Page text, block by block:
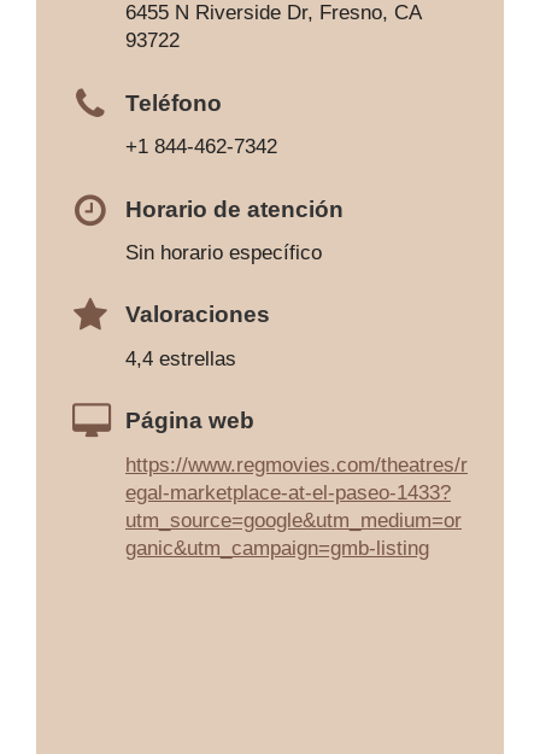
6455 N Riverside Dr, Fresno, CA
93722
Teléfono
+1 844-462-7342
Horario de atención
Sin horario específico
Valoraciones
4,4 estrellas
Página web
https://www.regmovies.com/theatres/r
egal-marketplace-at-el-paseo-1433?
utm_source=google&utm_medium=or
ganic&utm_campaign=gmb-listing